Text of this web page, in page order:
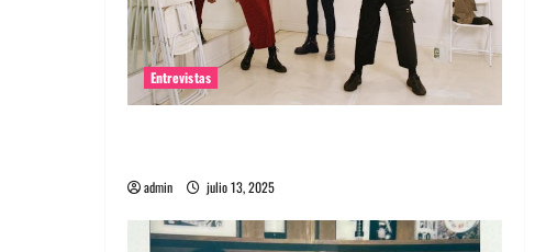
Entrevistas
admin julio 13, 2025